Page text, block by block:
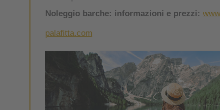
Noleggio barche: informazioni e prezzi:
palafitta.com